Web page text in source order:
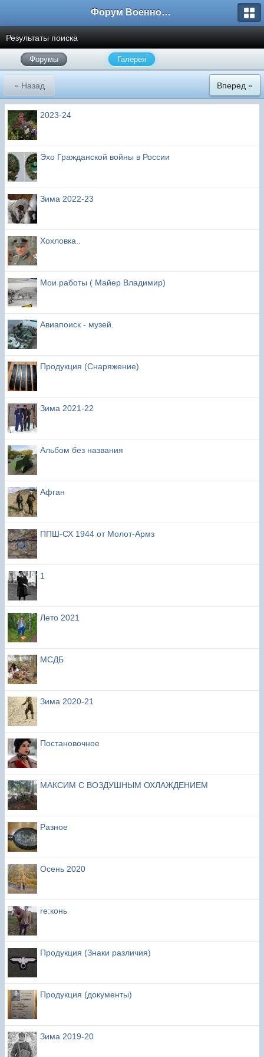
Форум Военно-Исторических Реконструкторов
Результаты поиска
Форумы Галерея
« Назад Вперед »
2023-24
Эхо Гражданской войны в России
Зима 2022-23
Хохловка..
Мои работы ( Майер Владимир)
Авиапоиск - музей.
Продукция (Снаряжение)
Зима 2021-22
Альбом без названия
Афган
ППШ-СХ 1944 от Молот-Армз
1
Лето 2021
МСДБ
Зима 2020-21
Постановочное
МАКСИМ С ВОЗДУШНЫМ ОХЛАЖДЕНИЕМ
Разное
Осень 2020
re:конь
Продукция (Знаки различия)
Продукция (документы)
Зима 2019-20